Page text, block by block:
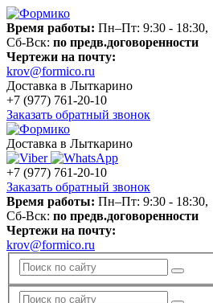
Время работы: Пн–Пт: 9:30 - 18:30,
Сб-Вск: по предв.договоренности
Чертежи на почту:
krov@formico.ru
Доставка в Лыткарино
+7 (977) 761-20-10
Заказать обратный звонок
Доставка в Лыткарино
+7 (977) 761-20-10
Заказать обратный звонок
Время работы: Пн–Пт: 9:30 - 18:30,
Сб-Вск: по предв.договоренности
Чертежи на почту:
krov@formico.ru